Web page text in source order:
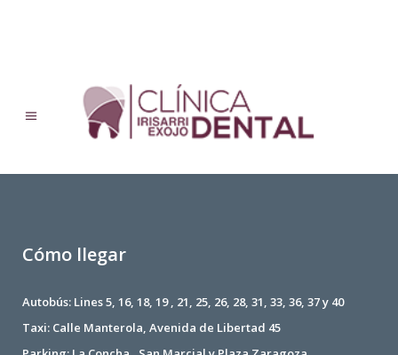
Cómo llegar
Autobús: Lines 5, 16, 18, 19 , 21, 25, 26, 28, 31, 33, 36, 37 y 40
Taxi: Calle Manterola, Avenida de Libertad 45